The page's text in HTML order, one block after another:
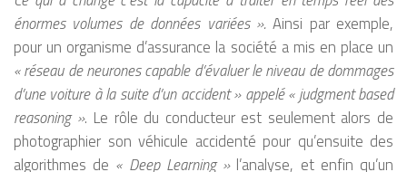
énormes volumes de données variées ».Ainsi par exemple,
pour un organisme d’assurance la société a mis en place un
« réseau de neurones capable d’évaluer le niveau de dommages
d’une voiture à la suite d’un accident » appelé « judgment based
reasoning ». Le rôle du conducteur est seulement alors de
photographier son véhicule accidenté pour qu’ensuite des
algorithmes de « Deep Learning »l’analyse, et enfin qu’un